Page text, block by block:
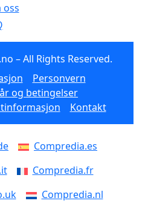
oss
– All Rights Reserved.
Personvern
og betingelser
Kontakt
Compredia.es
Compredia.fr
Compredia.nl